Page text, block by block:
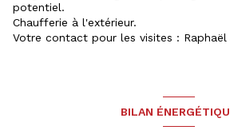
potentiel.
Chaufferie à l'extérieur.
Votre contact pour les visites :
BILAN